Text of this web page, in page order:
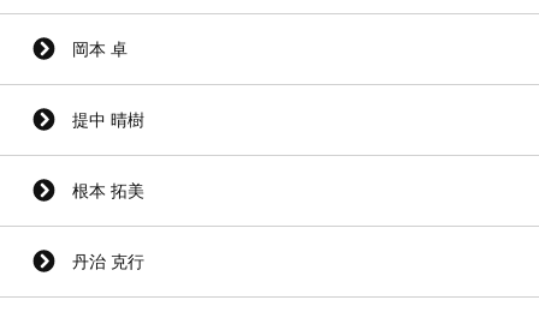
岡本 卓
提中 晴樹
根本 拓美
丹治 克行